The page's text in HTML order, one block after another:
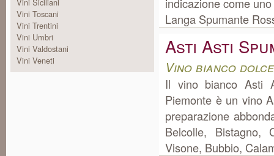
Vini Toscani
Vini Trentini
Vini Umbri
Vini Valdostani
Vini Veneti
Langa Spumante
Asti Asti
Vino bianco
Il vino bianco Asti
Piemonte è un vino
preparazione
Belcolle, Bistagno,
Visone, Bubbio,